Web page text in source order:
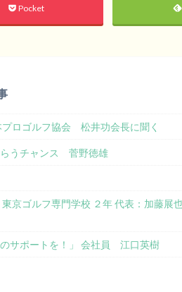
Pocket
プロゴルフ協会 松井功会長に聞く
らうチャンス 菅野徳雄
東京ゴルフ専門学校 ２年 代表：加藤展
のサポートを！」 会社員 江口英樹